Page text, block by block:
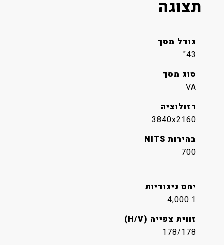
תצוגה
גודל מסך
43"
סוג מסך
VA
רזולוציה
3840x2160
בהירות NITS
700
יחס ניגודיות
4,000:1
זווית צפייה (H/V)
178/178